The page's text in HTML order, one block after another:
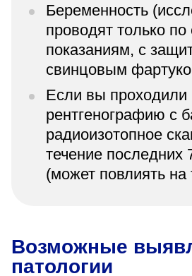
Беременность
проводят только по
показаниям, с
свинцовым
Если вы проходили
рентгенографию с
радиоизотопное
течение последних
(может повлиять на
Возможные
патологии